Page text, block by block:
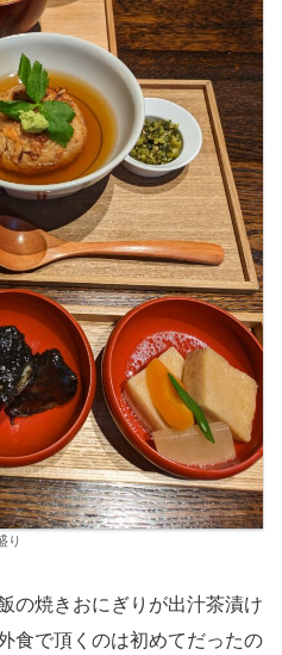
り
の焼きおにぎりが出汁茶漬け
食で頂くのは初めてだったの